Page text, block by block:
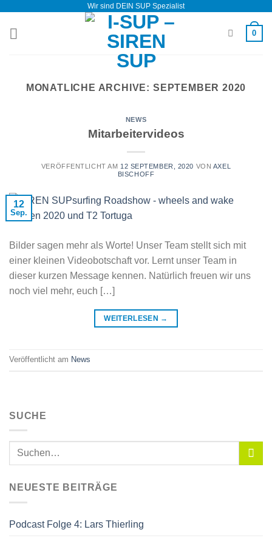
springen
Wir sind DEIN SUP Spezialist
0
MONATLICHE ARCHIVE: SEPTEMBER 2020
NEWS
Mitarbeitervideos
VERÖFFENTLICHT AM 12 SEPTEMBER, 2020 VON AXEL
BISCHOFF
12
Sep.
Bilder sagen mehr als Worte! Unser Team stellt sich mit
einer kleinen Videobotschaft vor. Lernt unser Team in
dieser kurzen Message kennen. Natürlich freuen wir uns
noch viel mehr, euch […]
WEITERLESEN →
Veröffentlicht am News
SUCHE
NEUESTE BEITRÄGE
Podcast Folge 4: Lars Thierling